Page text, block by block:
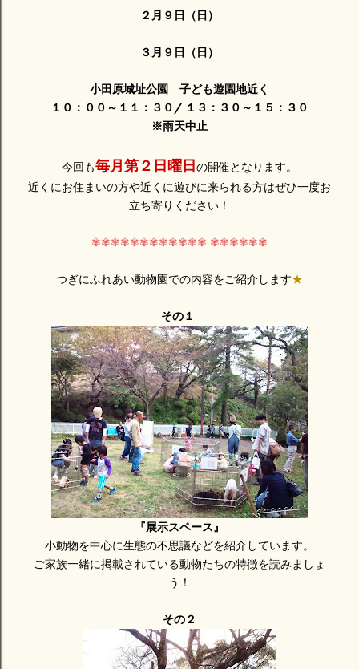
２月９日（日）
３月９日（日）
小田原城址公園 子ども遊園地近く
１０：００～１１：３０/ １３：３０～１５：３０
※雨天中止
今回も毎月第２日曜日の開催となります。
近くにお住まいの方や近くに遊びに来られる方はぜひ一度お
立ち寄りください！
✾✾✾✾✾✾✾✾✾✾✾✾ ✾✾✾✾✾✾
つぎにふれあい動物園での内容をご紹介します★
その１
『展示スペース』
小動物を中心に生態の不思議などを紹介しています。
ご家族一緒に掲載されている動物たちの特徴を読みましょ
う！
その２